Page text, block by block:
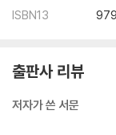
ISBN13
출판사 리뷰
저자가 쓴 서문